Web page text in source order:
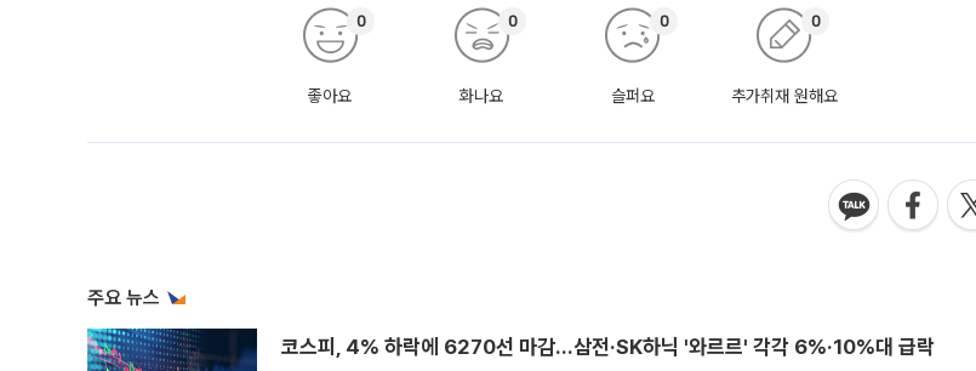
좋아요
0
화나요
0
슬퍼요
0
추가취재 원해요
0
주요 뉴스
코스피, 4% 하락에 6270선 마감…삼전·SK하닉 '와르르' 각각 6%·10%대 급락